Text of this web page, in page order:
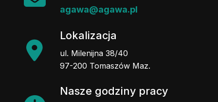
agawa@agawa.pl
Lokalizacja
ul. Milenijna 38/40
97-200 Tomaszów Maz.
Nasze godziny pracy